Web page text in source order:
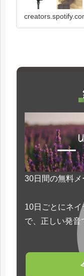
30日間の無料メ
10日ごとにネ
で、正しい発音